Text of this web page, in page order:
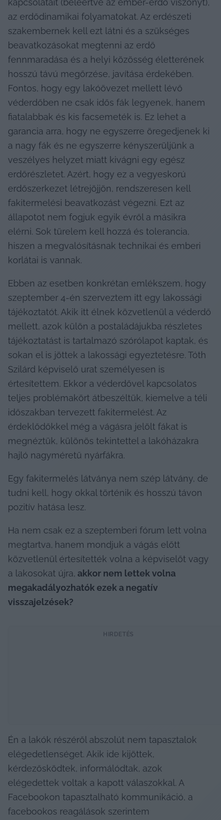
kapcsolatait (beleértve az ember-erdő viszonyt),
az erdődinamikai folyamatokat. Az erdészeti
szakembernek kell ezt látni és a szükséges
beavatkozásokat megtenni az erdő
fennmaradása és a helyi közösség életterének
hosszú távú megőrzése, javítása érdekében.
Fontos, hogy egy lakóövezet mellett lévő
véderdőben ne csak idős fák legyenek, hanem
fiatalabbak és kis facsemeték is. Ez lehet a
garancia arra, hogy ne egyszerre öregedjenek ki
a nagy fák és ne egyszerre kényszerüljünk a
veszélyes helyzet miatt kivágni egy egész
erdőrészletet. Azért, hogy ez a vegyeskorú
erdőszerkezet létrejöjjön, rendszeresen kell
fakitermelési beavatkozást végezni. Ezt az
állapotot nem fogjuk egyik évről a másikra
elérni. Sok türelem kell hozzá és tolerancia,
hiszen a megvalósításnak technikai és emberi
korlátai is vannak.
Ebben az esetben konkrétan emlékszem, hogy
szeptember 4-én szerveztem itt egy lakossági
tájékoztatót. Akik itt élnek közvetlenül a véderdő
mellett, azok külön a postaládájukba részletes
tájékoztatást is tartalmazó szórólapot kaptak, és
sokan el is jöttek a lakossági egyeztetésre. Tóth
Szilárd képviselő urat személyesen is
értesítettem. Ekkor a véderdővel kapcsolatos
teljes problémakört átbeszéltük, kiemelve a téli
időszakban tervezett fakitermelést. Az
érdeklődőkkel még a vágásra jelölt fákat is
megnéztük, különös tekintettel a lakóházakra
hajló nagyméretű nyárfákra.
Egy fakitermelés látványa nem szép látvány, de
tudni kell, hogy okkal történik és hosszú távon
pozitív hatása lesz.
Ha nem csak ez a szeptemberi fórum lett volna
megtartva, hanem mondjuk a vágás előtt
közvetlenül értesítették volna a képviselőt vagy
a lakosokat újra, akkor nem lettek volna
megakadályozhatók ezek a negatív
visszajelzések?
HIRDETÉS
Én a lakók részéről abszolút nem tapasztalok
elégedetlenséget. Akik ide kijöttek,
kérdezősködtek, informálódtak, azok
elégedettek voltak a kapott válaszokkal. A
Facebookon tapasztalható kommunikáció, a
facebookos reagálások szerintem